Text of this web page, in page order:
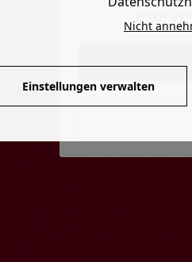
Nicht
Einstellungen verwalten